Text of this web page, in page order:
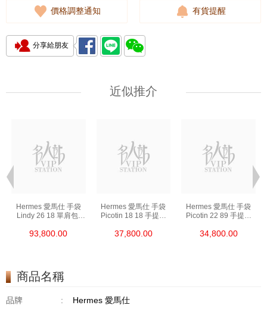
價格調整通知 有貨提醒
分享給朋友
近似推介
Hermes 愛馬仕 手袋
Lindy 26 18 單肩包/
93,800.00
Hermes 愛馬仕 手袋
Picotin 18 18 手提包
37,800.00
Hermes 愛馬仕 手袋
Picotin 22 89 手提包
34,800.00
商品名稱
品牌 : Hermes 愛馬仕